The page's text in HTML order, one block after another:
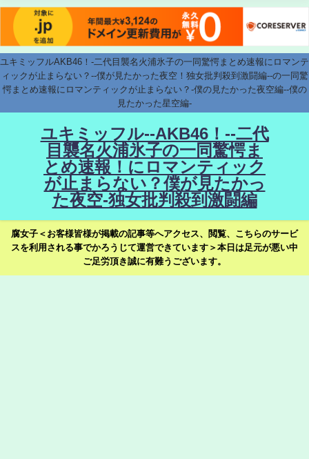
ユキミッフルAKB46！-二代目襲名火浦氷子の一同驚愕まとめ速報にロマンテ
ィックが止まらない？--僕が見たかった夜空！独女批判殺到激闘編--の一同驚
愕まとめ速報にロマンティックが止まらない？-僕の見たかった夜空編--僕の
見たかった星空編-
ユキミッフル--AKB46！--二代
目襲名火浦氷子の一同驚愕ま
とめ速報！にロマンティック
が止まらない？僕が見たかっ
た夜空-独女批判殺到激闘編
腐女子＜お客様皆様が掲載の記事等へアクセス、閲覧、こちらのサービ
スを利用される事でかろうじて運営できています＞本日は足元が悪い中
ご足労頂き誠に有難うございます。